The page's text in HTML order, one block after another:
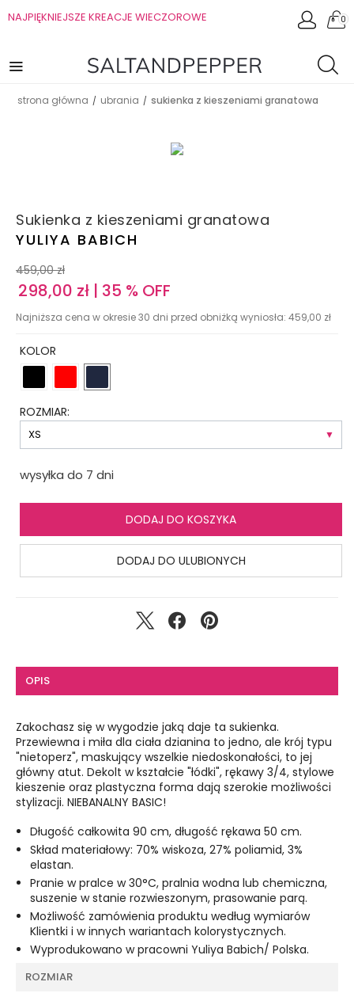
NAJPIĘKNIEJSZE KREACJE WIECZOROWE 0
strona główna / ubrania / sukienka z kieszeniami granatowa
Sukienka z kieszeniami granatowa
YULIYA BABICH
459,00 zł
298,00 zł | 35 % OFF
Najniższa cena w okresie 30 dni przed obniżką wyniosła: 459,00 zł
KOLOR
ROZMIAR:
wysyłka do 7 dni
DODAJ DO KOSZYKA
DODAJ DO ULUBIONYCH
OPIS
Zakochasz się w wygodzie jaką daje ta sukienka.
Przewiewna i miła dla ciała dzianina to jedno, ale krój typu
"nietoperz", maskujący wszelkie niedoskonałości, to jej
główny atut. Dekolt w kształcie "łódki", rękawy 3/4, stylowe
kieszenie oraz plastyczna forma dają szerokie możliwości
stylizacji. NIEBANALNY BASIC!
Długość całkowita 90 cm, długość rękawa 50 cm.
Skład materiałowy: 70% wiskoza, 27% poliamid, 3%
elastan.
Pranie w pralce w 30°C, pralnia wodna lub chemiczna,
suszenie w stanie rozwieszonym, prasowanie parą.
Możliwość zamówienia produktu według wymiarów
Klientki i w innych wariantach kolorystycznych.
Wyprodukowano w pracowni Yuliya Babich/ Polska.
ROZMIAR